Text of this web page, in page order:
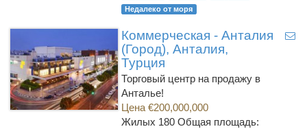
Недалеко от моря
Коммерческая - Анталия
(Город), Анталия,
Турция
Торговый центр на продажу в
Анталье!
Цена €200,000,000
Жилых 180 Общая площадь: